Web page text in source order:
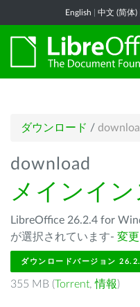
English 中文 (简体)
ダウンロード /
download
メインイ
LibreOffice 26.2.4 for
が選択されています- 変
ダウンロードバージョン
355 MB (Torrent,情報)